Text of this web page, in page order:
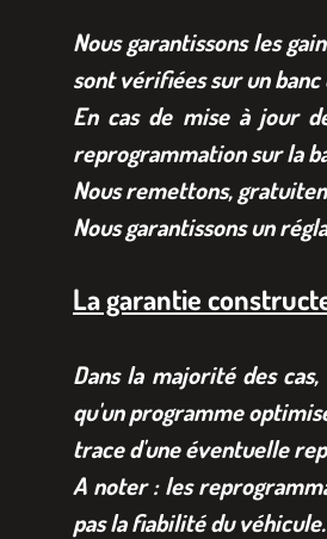
Nous garantissons les
sont vérifiées sur un banc
En cas de mise à jour
reprogrammation sur la
Nous remettons,
Nous garantissons un
La garantie
Dans la majorité des
qu'un programme
trace d'une éventuelle
A noter : les
pas la fiabilité du véhicule.